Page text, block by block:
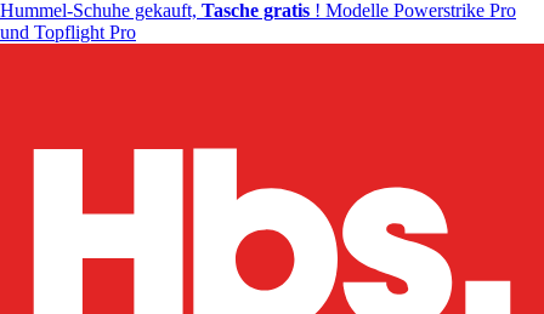
Hummel-Schuhe gekauft, Tasche gratis ! Modelle Powerstrike Pro
und Topflight Pro